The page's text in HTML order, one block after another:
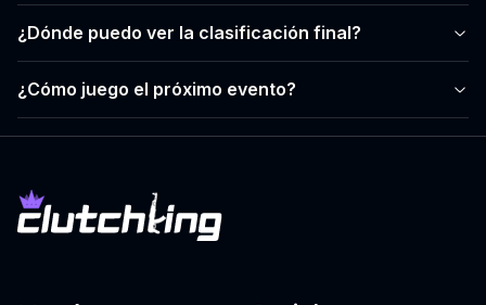
¿Dónde puedo ver la clasificación final?
¿Cómo juego el próximo evento?